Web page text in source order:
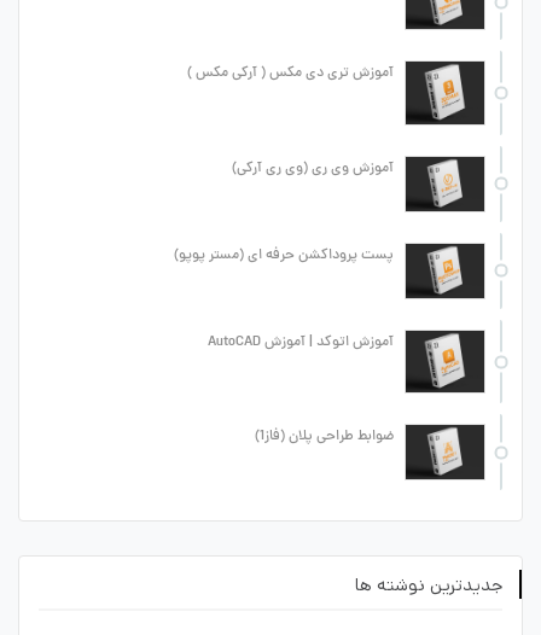
آموزش تری دی مکس ( آرکی مکس )
آموزش وی ری (وی ری آرکی)
پست پروداکشن حرفه ای (مستر پوپو)
آموزش اتوکد | آموزش AutoCAD
ضوابط طراحی پلان (فاز1)
جدیدترین نوشته ها